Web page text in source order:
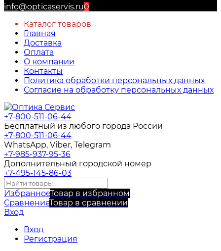
info@opticaservis.ru0
Каталог товаров
Главная
Доставка
Оплата
О компании
Контакты
Политика обработки персональных данных
Согласие на обработку персональных данных
+7-800-511-06-44
Бесплатный из любого города России
+7-800-511-06-44
WhatsApp, Viber, Telegram
+7-985-937-95-36
Дополнительный городской номер
+7-495-145-86-03
ИзбранноеТовар в избранном
СравнениеТовар в сравнении
Вход
Вход
Регистрация